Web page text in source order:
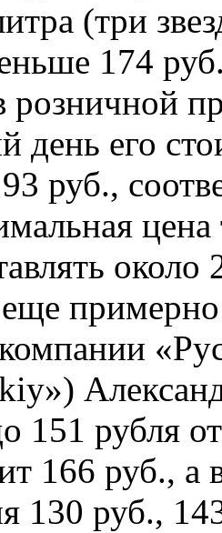
(три
174
розничной
день его
руб.,
цена
151 рубля
166 руб., а
130 руб.,